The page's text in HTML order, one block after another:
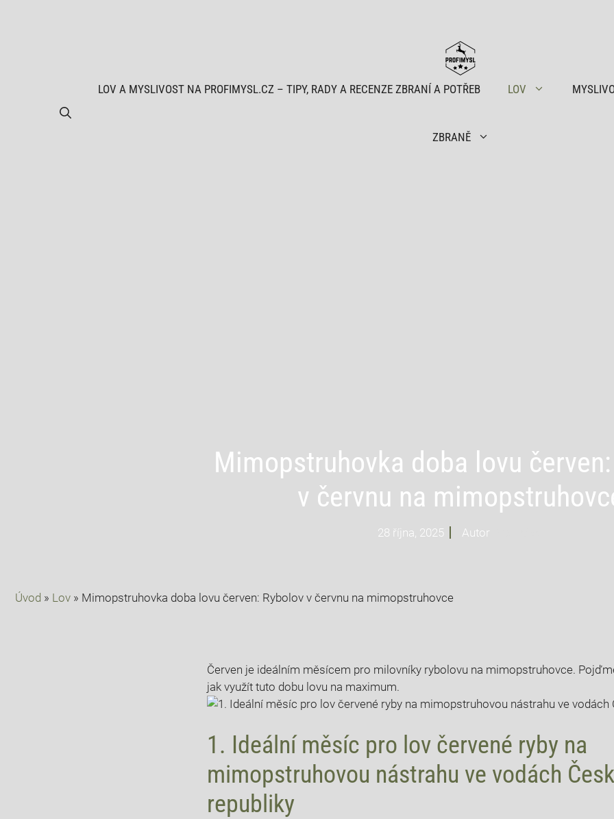
LOV A MYSLIVOST NA PROFIMYSL.CZ – TIPY, RADY A RECENZE ZBRANÍ A POTŘEB LOV
ZBRANĚ
Mimopstruhovka doba lovu
v červnu na
28 října, 2025 Autor
Úvod » Lov » Mimopstruhovka doba lovu červen: Rybolov v červnu na mimopstruhovce
Červen je ideálním ⁤měsícem pro​ milovníky rybolovu na mimopstruhovce.
jak využít ⁣tuto dobu lovu na maximum.
1. ⁣Ideální⁢ měsíc pro lov červené⁣ ryby na
mimopstruhovou nástrahu ve vodách
republiky